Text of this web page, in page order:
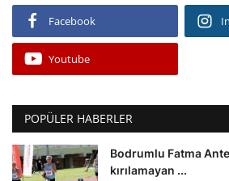
Siyaset
Bodrum Nöbetçi Eczaneler
Köşe Yazarları
Spor
Facebook
Youtube
POPÜLER HABERLER
Bodrumlu Fatma
kırılamayan ...